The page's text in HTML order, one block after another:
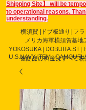
Shipping Site】 will be
to operational reasons.
understanding.
横須賀 |ドブ板通り| フラ
メリカ海軍横須賀基地
YOKOSUKA | DOBUITA.ST |
U.S.NAVY ITEM |
※商品の料金はすべて税